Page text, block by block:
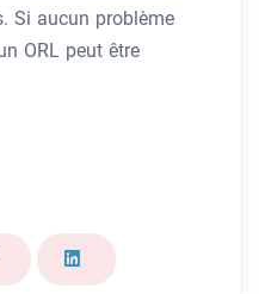
Si aucun problème
ORL peut être